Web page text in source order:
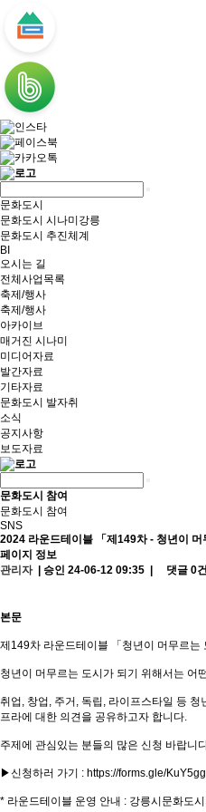
문화도시
문화도시 시나미강릉
문화도시 추진체계
BI
오시는 길
전체사업목록
축제/행사
축제/행사
아카이브
매거진 시나미
미디어자료
발간자료
기타자료
문화도시 발자취
소식
공지사항
보도자료
문화도시 참여
문화도시 참여
SNS
2024 라운드테이블 「제149차 - 청년이 머
페이지 정보
관리자| 승인 24-06-12 09:35 | 댓글 0건
본문
제149차 라운드테이블 「청년이 머무르는
청년이 머무르는 도시가 되기 위해서는 어
취업, 창업, 주거, 독립, 라이프스타일 등
프라에 대한 의견을 공유하고자 합니다.
주제에 관심있는 분들의 많은 신청 바랍니
▶신청하러 가기 : https://forms.gle/
* 라운드테이블 운영 안내 : 강릉시문화도